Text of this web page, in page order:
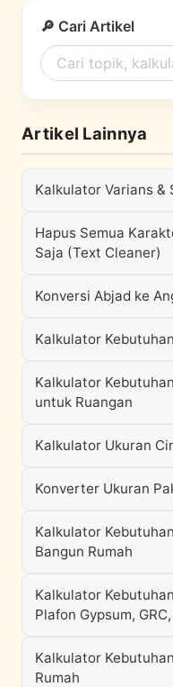
🔎 Cari Artikel
Artikel Lainnya
Kalkulator Varians
Hapus Semua
Saja (Text Cleaner)
Konversi Abjad ke
Kalkulator
Kalkulator
untuk Ruangan
Kalkulator Ukuran
Konverter Ukuran
Kalkulator
Bangun Rumah
Kalkulator
Plafon Gypsum,
Kalkulator
Rumah